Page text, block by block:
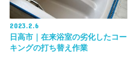
2023.2.6
日高市｜在来浴室の劣化したコー
キングの打ち替え作業